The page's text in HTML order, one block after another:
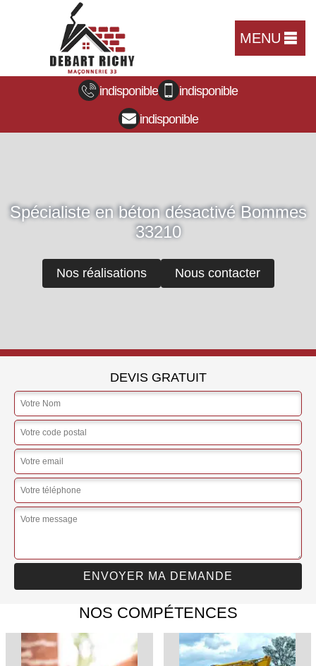
MENU
indisponible
indisponible
indisponible
Spécialiste en béton désactivé Bommes
33210
Nos réalisations Nous contacter
DEVIS GRATUIT
NOS COMPÉTENCES